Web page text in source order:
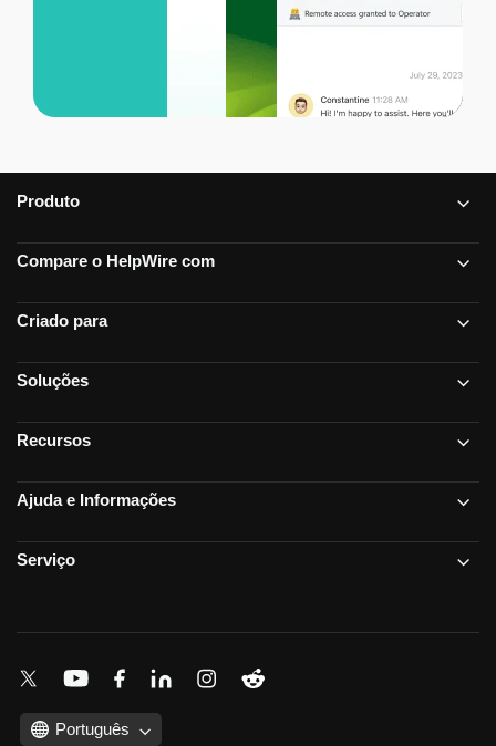
Produto
Compare o HelpWire com
Criado para
Soluções
Recursos
Ajuda e Informações
Serviço
Português